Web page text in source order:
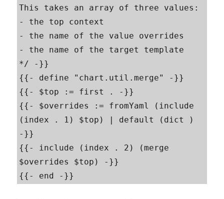
This takes an array of three values:
- the top context
- the name of the value overrides
- the name of the target template
*/ -}}
{{- define "chart.util.merge" -}}
{{- $top := first . -}}
{{- $overrides := fromYaml (include
(index . 1) $top) | default (dict )
-}}
{{- include (index . 2) (merge
$overrides $top) -}}
{{- end -}}